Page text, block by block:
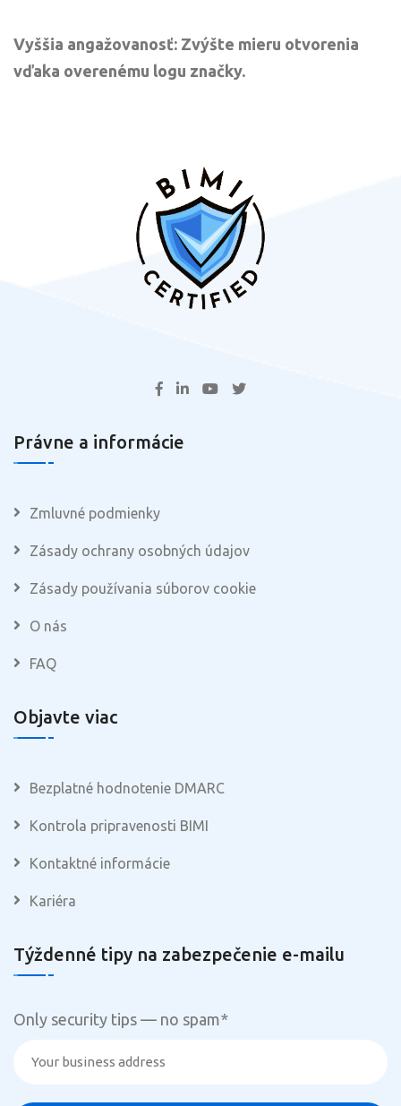
Vyššia angažovanosť: Zvýšte mieru otvorenia
vďaka overenému logu značky.
Právne a informácie
Zmluvné podmienky
Zásady ochrany osobných údajov
Zásady používania súborov cookie
O nás
FAQ
Objavte viac
Bezplatné hodnotenie DMARC
Kontrola pripravenosti BIMI
Kontaktné informácie
Kariéra
Týždenné tipy na zabezpečenie e-mailu
Only security tips — no spam*